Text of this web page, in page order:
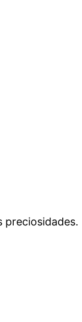
preciosidades.